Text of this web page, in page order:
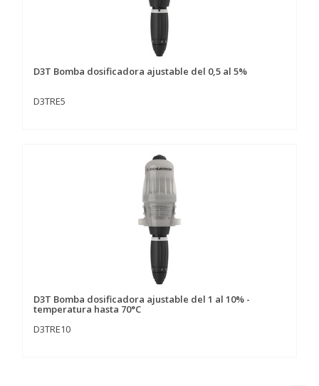
D3T Bomba dosificadora ajustable del 0,5 al 5%
D3TRE5
D3T Bomba dosificadora ajustable del 1 al 10% -
temperatura hasta 70°C
D3TRE10